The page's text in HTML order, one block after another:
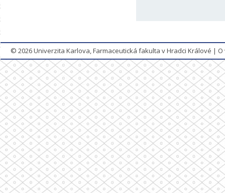
© 2026Univerzita Karlova, Farmaceutická fakulta v Hradci Králové |